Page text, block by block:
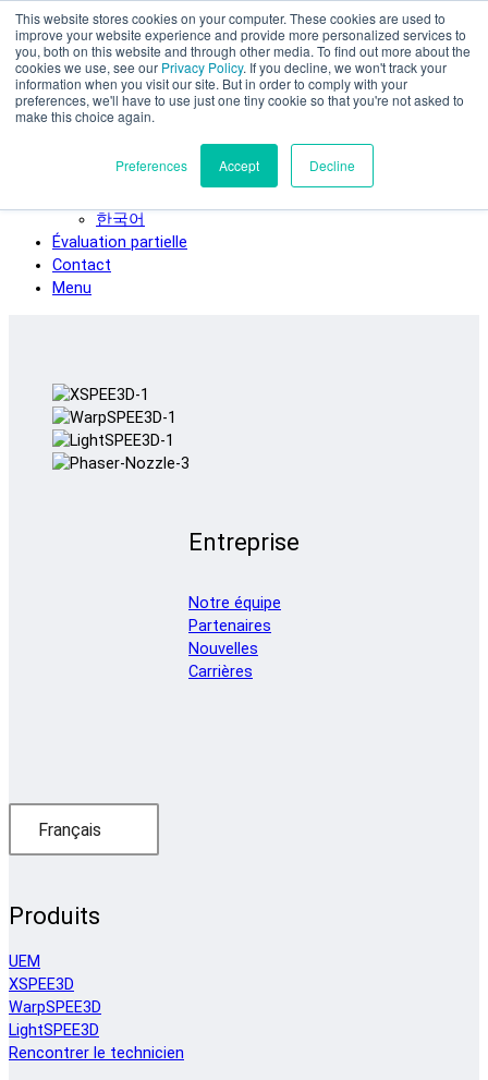
This website stores cookies on your computer. These cookies are used to
improve your website experience and provide more personalized services to
you, both on this website and through other media. To find out more about the
cookies we use, see our Privacy Policy. If you decline, we won't track your
information when you visit our site. But in order to comply with your
preferences, we'll have to use just one tiny cookie so that you're not asked to
make this choice again.
Preferences Accept Decline
Skip to main content
SPEE3D
Français
English
Español
Italiano
한국어
Évaluation partielle
Contact
Menu
Entreprise
Notre équipe
Partenaires
Nouvelles
Carrières
Français
Produits
UEM
XSPEE3D
WarpSPEE3D
LightSPEE3D
Rencontrer le technicien